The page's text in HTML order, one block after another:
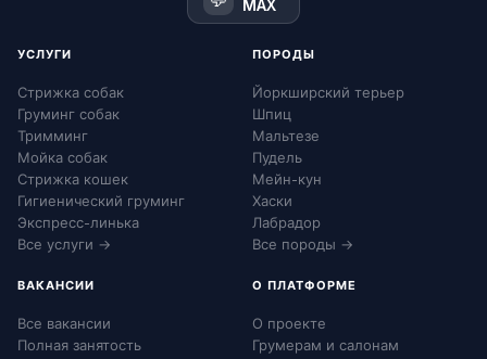
MAX
УСЛУГИ
Стрижка собак
Груминг собак
Тримминг
Мойка собак
Стрижка кошек
Гигиенический груминг
Экспресс-линька
Все услуги →
ПОРОДЫ
Йоркширский терьер
Шпиц
Мальтезе
Пудель
Мейн-кун
Хаски
Лабрадор
Все породы →
ВАКАНСИИ
Все вакансии
Полная занятость
О ПЛАТФОРМЕ
О проекте
Грумерам и салонам